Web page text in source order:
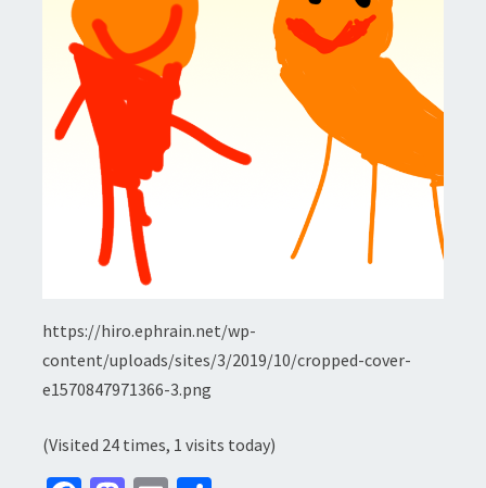
https://hiro.ephrain.net/wp-
content/uploads/sites/3/2019/10/cropped-cover-
e1570847971366-3.png
(Visited 24 times, 1 visits today)